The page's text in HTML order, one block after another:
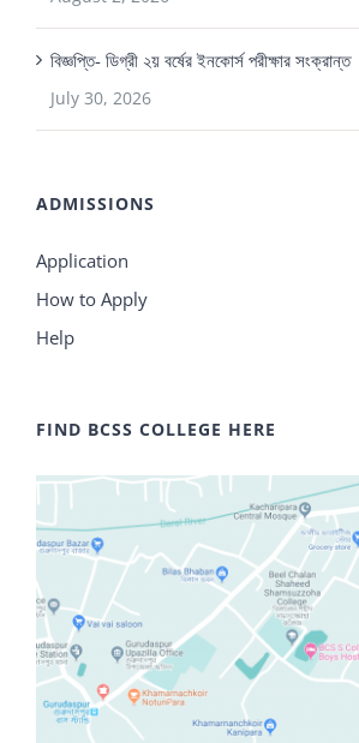
বিজ্ঞপ্তি- ডিগ্রী ২য় বর্ষের ইনকোর্স পরীক্ষার সংক্রান্ত
July 30, 2026
ADMISSIONS
Application
How to Apply
Help
FIND BCSS COLLEGE HERE